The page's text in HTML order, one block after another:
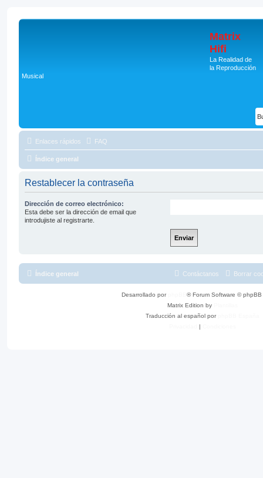
Matrix
Hifi
La Realidad de
la Reproducción
Musical
Enlaces rápidos FAQ
Índice general
Restablecer la contraseña
Dirección de correo electrónico:
Esta debe ser la dirección de email que
introdujiste al registrarte.
Índice general Borrar
Contáctanos
Desarrollado por
® Forum Software © phpBB
Matrix Edition by
Traducción al español por
|